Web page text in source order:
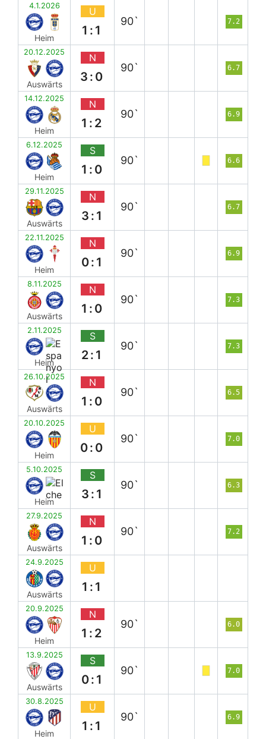
4.1.2026
Heim
U
1:1
90` 7.2
20.12.2025
Auswärts
N
3:0
90` 6.7
14.12.2025
Heim
N
1:2
90` 6.9
6.12.2025
Heim
S
1:0
90` 6.6
29.11.2025
Auswärts
N
3:1
90` 6.7
22.11.2025
Heim
N
0:1
90` 6.9
8.11.2025
Auswärts
N
1:0
90` 7.3
2.11.2025
Heim
S
2:1
90` 7.3
26.10.2025
Auswärts
N
1:0
90` 6.5
20.10.2025
Heim
U
0:0
90` 7.0
5.10.2025
Heim
S
3:1
90` 6.3
27.9.2025
Auswärts
N
1:0
90` 7.2
24.9.2025
Auswärts
U
1:1
20.9.2025
Heim
N
1:2
90` 6.0
13.9.2025
Auswärts
S
0:1
90` 7.0
30.8.2025
Heim
U
1:1
90` 6.9